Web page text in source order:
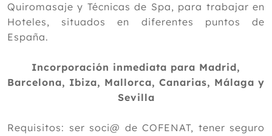
Quiromasaje y Técnicas de Spa, para trabajar en
Hoteles, situados en diferentes puntos de
España.
Incorporación inmediata para Madrid,
Barcelona, Ibiza, Mallorca, Canarias, Málaga y
Sevilla
Requisitos: ser soci@ de COFENAT, tener seguro